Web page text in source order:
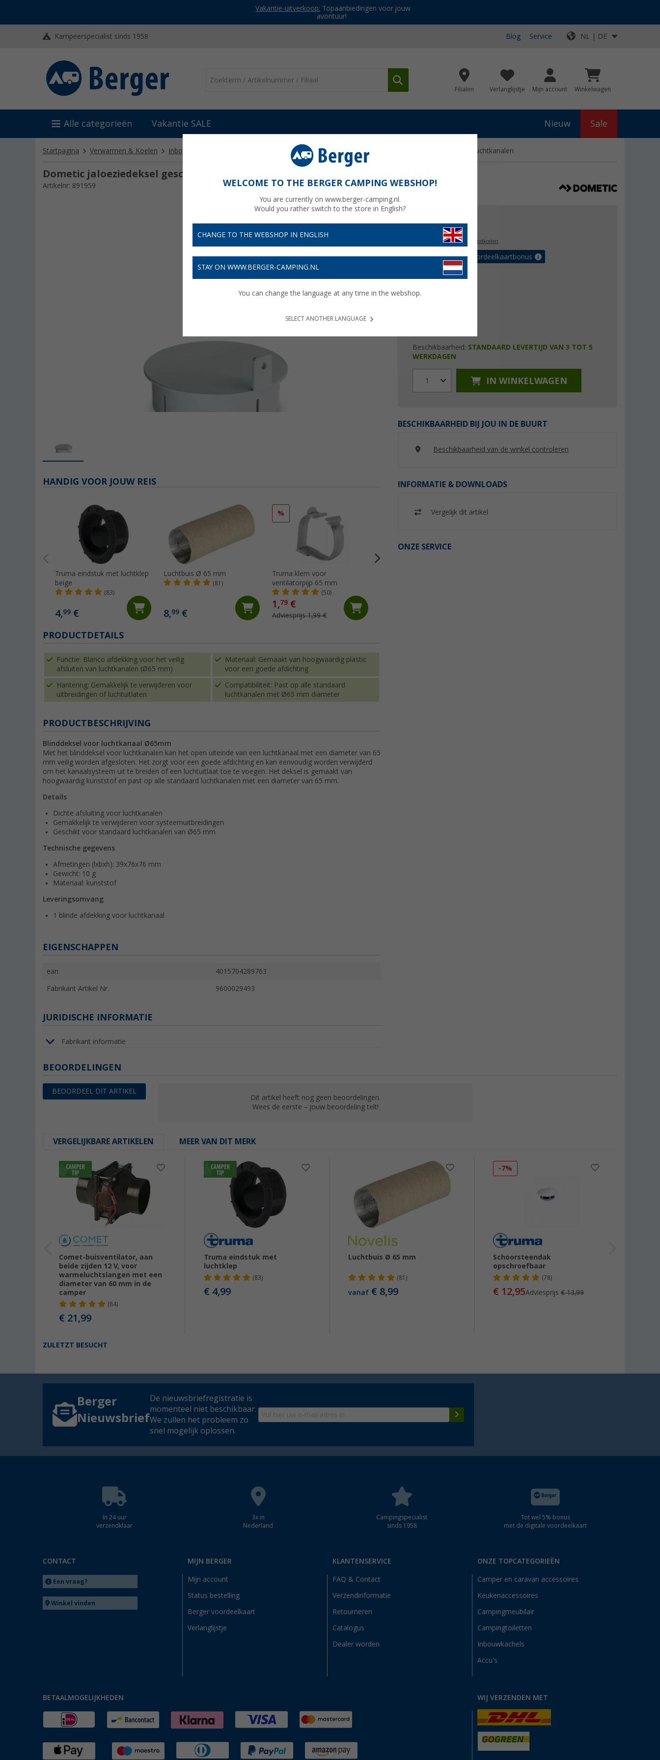
Vakantie-uitverkoop: Topaanbiedingen voor jouw
avontuur!
Kampeerspecialist sinds 1958 Blog Service NL | DE
Filialen Verlanglijstje Mijn account Winkelwagen
Alle categorieën Vakantie SALE Nieuw Sale
Startpagina Verwarmen & Koelen Inbouwkachels Dometic jaloeziedeksel geschikt voor alle Ø 65 mm standaard luchtkanalen
Dometic jaloeziedeksel geschikt voor alle Ø 65 mm standaard luchtkanalen
Artikelnr: 891959
€ 3,99
Prijzen incl. BTWplus verzendkosten
Verzeker tot 5% voordeelkaartbonus
Beschikbaarheid: STANDAARD LEVERTIJD VAN 3 TOT 5
WERKDAGEN
1 IN WINKELWAGEN
BESCHIKBAARHEID BIJ JOU IN DE BUURT
Beschikbaarheid van de winkel controleren
INFORMATIE & DOWNLOADS
Vergelijk dit artikel
ONZE SERVICE
HANDIG VOOR JOUW REIS
Truma eindstuk met luchtklep
beige
(83)
4,99 €
Luchtbuis Ø 65 mm
(81)
8,99 €
%
Truma klem voor
ventilatorpijp 65 mm
(50)
1,79 €
Adviesprijs 1,99 €
PRODUCTDETAILS
Functie: Blanco afdekking voor het veilig
afsluiten van luchtkanalen (Ø65 mm)
Materiaal: Gemaakt van hoogwaardig plastic
voor een goede afdichting
Hantering: Gemakkelijk te verwijderen voor
uitbreidingen of luchtuitlaten
Compatibiliteit: Past op alle standaard
luchtkanalen met Ø65 mm diameter
PRODUCTBESCHRIJVING
Blinddeksel voor luchtkanaal Ø65mm
Met het blinddeksel voor luchtkanalen kan het open uiteinde van een luchtkanaal met een diameter van 65
mm veilig worden afgesloten. Het zorgt voor een goede afdichting en kan eenvoudig worden verwijderd
om het kanaalsysteem uit te breiden of een luchtuitlaat toe te voegen. Het deksel is gemaakt van
hoogwaardig kunststof en past op alle standaard luchtkanalen met een diameter van 65 mm.
Details
Dichte afsluiting voor luchtkanalen
Gemakkelijk te verwijderen voor systeemuitbreidingen
Geschikt voor standaard luchtkanalen van Ø65 mm
Technische gegevens
Afmetingen (lxbxh): 39x76x76 mm
Gewicht: 10 g
Materiaal: kunststof
Leveringsomvang
1 blinde afdekking voor luchtkanaal
EIGENSCHAPPEN
ean 4015704289763
Fabrikant Artikel Nr. 9600029493
JURIDISCHE INFORMATIE
Fabrikant informatie
BEOORDELINGEN
BEOORDEEL DIT ARTIKEL
Dit artikel heeft nog geen beoordelingen.
Wees de eerste – jouw beoordeling telt!
VERGELIJKBARE ARTIKELEN MEER VAN DIT MERK
Comet-buisventilator, aan
beide zijden 12 V, voor
warmeluchtslangen met een
diameter van 60 mm in de
camper
(84)
€ 21,99
Truma eindstuk met
luchtklep
(83)
€ 4,99
Luchtbuis Ø 65 mm
(81)
vanaf € 8,99
-7%
Schoorsteendak
opschroefbaar
(78)
€ 12,95Adviesprijs € 13,99
ZULETZT BESUCHT
Berger
Nieuwsbrief
De nieuwsbriefregistratie is
momenteel niet beschikbaar.
We zullen het probleem zo
snel mogelijk oplossen.
In 24 uur
verzendklaar
3x in
Nederland
Campingspecialist
sinds 1958
Tot wel 5% bonus
met de digitale voordeelkaart
CONTACT
Een vraag?
Winkel vinden
MIJN BERGER
Mijn account
Status bestelling
Berger voordeelkaart
Verlanglijstje
KLANTENSERVICE
FAQ & Contact
Verzendinformatie
Retourneren
Catalogus
Dealer worden
ONZE TOPCATEGORIEËN
Camper en caravan accessoires
Keukenaccessoires
Campingmeubilair
Campingtoiletten
Inbouwkachels
Accu's
BETAALMOGELIJKHEDEN WIJ VERZENDEN MET
WELCOME TO THE BERGER CAMPING WEBSHOP!
You are currently on www.berger-camping.nl.
Would you rather switch to the store in English?
CHANGE TO THE WEBSHOP IN ENGLISH
STAY ON WWW.BERGER-CAMPING.NL
You can change the language at any time in the webshop.
SELECT ANOTHER LANGUAGE